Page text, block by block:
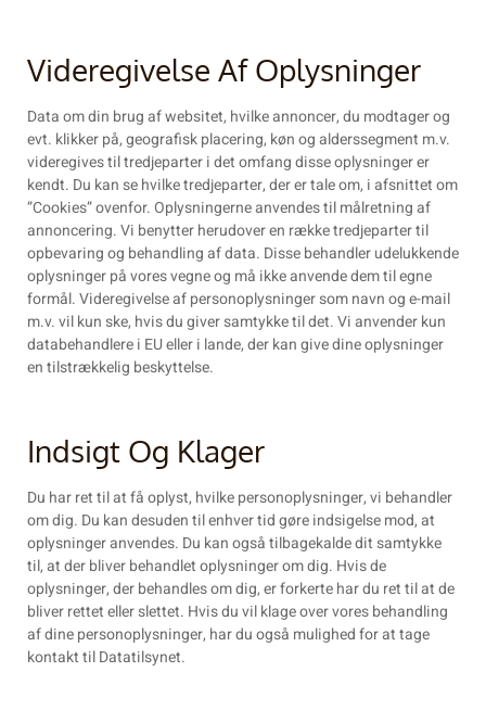
Videregivelse Af Oplysninger
Data om din brug af websitet, hvilke annoncer, du modtager og
evt. klikker på, geografisk placering, køn og alderssegment m.v.
videregives til tredjeparter i det omfang disse oplysninger er
kendt. Du kan se hvilke tredjeparter, der er tale om, i afsnittet om
”Cookies” ovenfor. Oplysningerne anvendes til målretning af
annoncering. Vi benytter herudover en række tredjeparter til
opbevaring og behandling af data. Disse behandler udelukkende
oplysninger på vores vegne og må ikke anvende dem til egne
formål. Videregivelse af personoplysninger som navn og e-mail
m.v. vil kun ske, hvis du giver samtykke til det. Vi anvender kun
databehandlere i EU eller i lande, der kan give dine oplysninger
en tilstrækkelig beskyttelse.
Indsigt Og Klager
Du har ret til at få oplyst, hvilke personoplysninger, vi behandler
om dig. Du kan desuden til enhver tid gøre indsigelse mod, at
oplysninger anvendes. Du kan også tilbagekalde dit samtykke
til, at der bliver behandlet oplysninger om dig. Hvis de
oplysninger, der behandles om dig, er forkerte har du ret til at de
bliver rettet eller slettet. Hvis du vil klage over vores behandling
af dine personoplysninger, har du også mulighed for at tage
kontakt til Datatilsynet.